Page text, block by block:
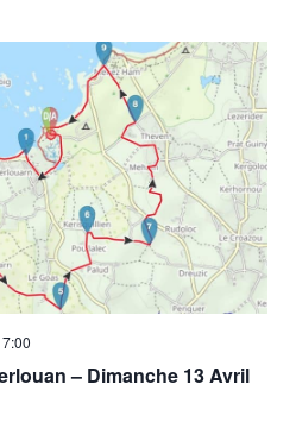
– Dimanche 13 Avril